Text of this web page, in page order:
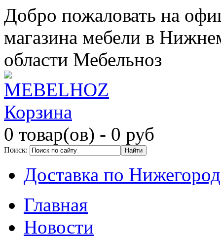
Добро пожаловать на
магазина мебели в
области Мебельноз
Корзина
0 товар(ов) - 0 руб
Поиск:
Доставка по
Главная
Новости